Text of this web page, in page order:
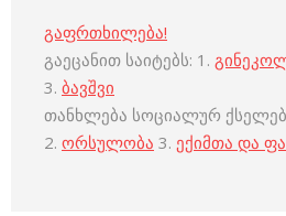
გაფრთხილება!
გაეცანით საიტებს: 1.
3. ბავშვი
თანხლება სოციალურ
2. ორსულობა 3. ექიმთა და